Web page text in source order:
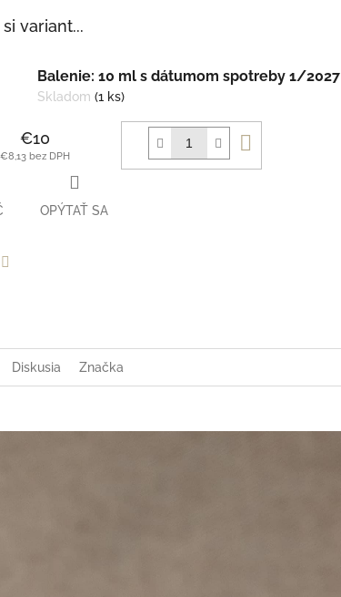
variant...
Balenie: 10 ml s dátumom spotreby 1/2027
Skladom (1 ks)
€10
€8,13 bez DPH
košíka
OPÝTAŤ SA
Diskusia Značka